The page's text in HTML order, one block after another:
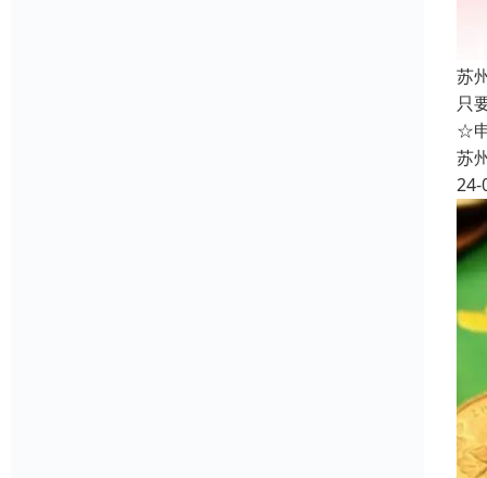
苏
只
☆
苏
24-